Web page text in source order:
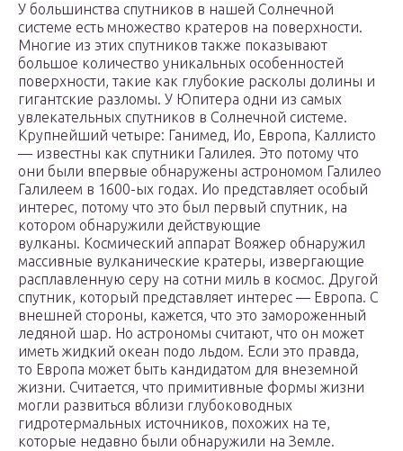
У большинства спутников в нашей Солнечной
системе есть множество кратеров на поверхности.
Многие из этих спутников также показывают
большое количество уникальных особенностей
поверхности, такие как глубокие расколы долины и
гигантские разломы. У Юпитера одни из самых
увлекательных спутников в Солнечной системе.
Крупнейший четыре: Ганимед, Ио, Европа, Каллисто
— известны как спутники Галилея. Это потому что
они были впервые обнаружены астрономом Галилео
Галилеем в 1600-ых годах. Ио представляет особый
интерес, потому что это был первый спутник, на
котором обнаружили действующие
вулканы. Космический аппарат Вояжер обнаружил
массивные вулканические кратеры, извергающие
расплавленную серу на сотни миль в космос. Другой
спутник, который представляет интерес — Европа. С
внешней стороны, кажется, что это замороженный
ледяной шар. Но астрономы считают, что он может
иметь жидкий океан подо льдом. Если это правда,
то Европа может быть кандидатом для внеземной
жизни. Считается, что примитивные формы жизни
могли развиться вблизи глубоководных
гидротермальных источников, похожих на те,
которые недавно были обнаружили на Земле.